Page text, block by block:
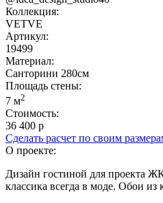
Коллекция:
VETVE
Артикул:
19499
Материал:
Санторини 280см
Площадь cтены:
7 м2
Стоимость:
36 400 р
Сделать расчет по своим
О проекте:
Дизайн гостиной для проекта
классика всегда в моде. Обои из